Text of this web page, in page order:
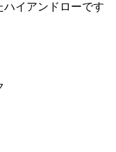
ハイアンドローです